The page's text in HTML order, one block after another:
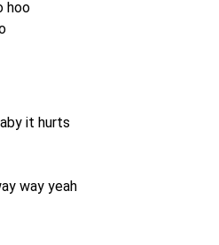
hoo
it hurts
way yeah